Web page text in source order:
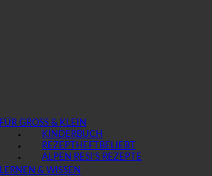
FÜR GROSS & KLEIN
KINDERBUCH
REZEPTHEFT
ALPEN RESI’S REZEPTE
LERNEN & WISSEN